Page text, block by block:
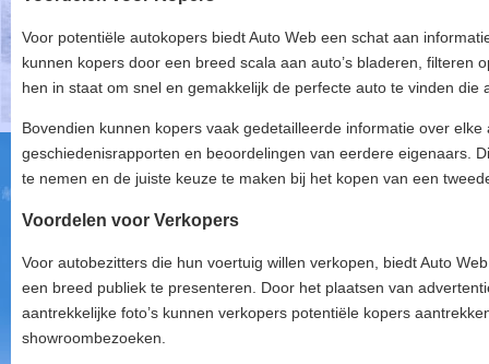
Voor potentiële autokopers biedt Auto Web een schat aan
kunnen kopers door een breed scala aan auto’s bladeren, filteren
hen in staat om snel en gemakkelijk de perfecte auto te vinden die
Bovendien kunnen kopers vaak gedetailleerde informatie over elke
geschiedenisrapporten en beoordelingen van eerdere eigenaars.
te nemen en de juiste keuze te maken bij het kopen van een
Voordelen voor Verkopers
Voor autobezitters die hun voertuig willen verkopen, biedt Auto
een breed publiek te presenteren. Door het plaatsen van
aantrekkelijke foto’s kunnen verkopers potentiële kopers
showroombezoeken.